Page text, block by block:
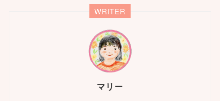
WRITER
マリー